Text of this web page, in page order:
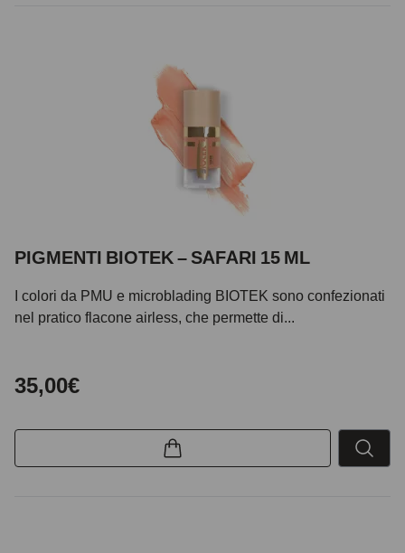
PIGMENTI BIOTEK – SAFARI 15 ML
I colori da PMU e microblading BIOTEK sono confezionati
nel pratico flacone airless, che permette di...
35,00€